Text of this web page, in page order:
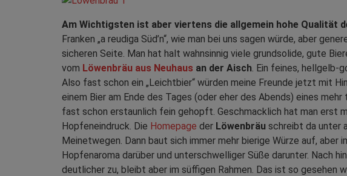
Am Wichtigsten ist aber viertens die allgemein hohe Qualität
Franken „a reudiga Süd’n“, wie man bei uns sagen würde, aber
sicheren Seite. Man hat halt wahnsinnig viele grundsolide, gute
vom Löwenbräu aus Neuhaus an der Aisch . Ein feines, hellgelb-
Also fast schon ein „Leichtbier“ würden meine Freunde jetzt mit
einem Bier am Ende des Tages (oder eher des Abends) eines
fast schon erstaunlich fein gehopft. Geschmacklich hat man erst
Hopfeneindruck. Die Homepage der Löwenbräu schreibt da unter
Meinetwegen. Dann baut sich immer mehr bierige Würze auf, aber
Hopfenaroma darüber und unterschwelliger Süße darunter. Nach
deutlicher zu, bleibt aber im süffigen Rahmen. Das ist so gesehen